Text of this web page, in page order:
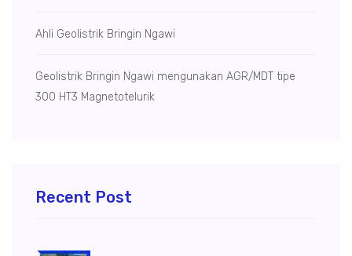
Ahli Geolistrik Bringin Ngawi
Geolistrik Bringin Ngawi mengunakan AGR/MDT tipe
300 HT3 Magnetotelurik
Recent Post